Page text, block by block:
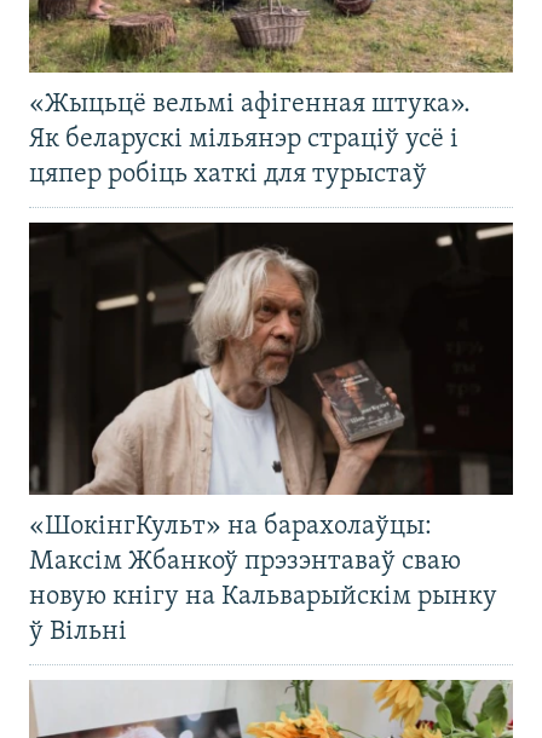
«Жыцьцё вельмі афігенная штука».
Як беларускі мільянэр страціў усё і
цяпер робіць хаткі для турыстаў
«ШокінгКульт» на барахолаўцы:
Максім Жбанкоў прэзэнтаваў сваю
новую кнігу на Кальварыйскім рынку
ў Вільні